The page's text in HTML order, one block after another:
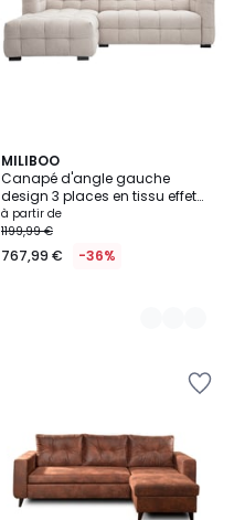
MILIBOO
Canapé d'angle gauche
design 3 places en tissu effet
velours texturé beige CORTO
à partir de
1199,99 €
767,99 € -36%
2
Couleurs